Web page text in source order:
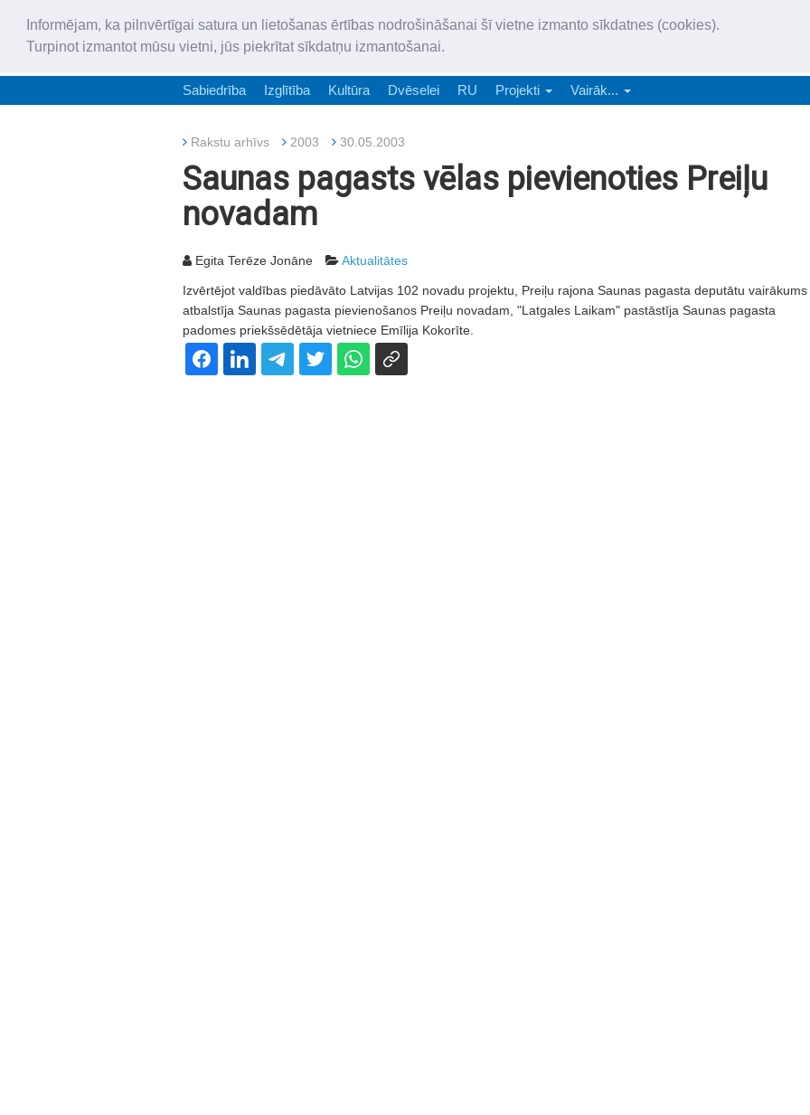
Informējam, ka pilnvērtīgai satura un lietošanas ērtības nodrošināšanai šī vietne izmanto sīkdatnes (cookies).
Turpinot izmantot mūsu vietni, jūs piekrītat sīkdatņu izmantošanai.
„Latgales Laiks” latviešu valodā aptver Daugavpils valstspilsētu,
Sabiedrība Izglītība Kultūra Dvēselei RU Projekti Vairāk...
Rakstu arhīvs 2003 30.05.2003
Saunas pagasts vēlas pievienoties Preiļu
novadam
Egita Terēze Jonāne Aktualitātes
Izvērtējot valdības piedāvāto Latvijas 102 novadu projektu, Preiļu rajona Saunas pagasta deputātu vairākums
atbalstīja Saunas pagasta pievienošanos Preiļu novadam, "Latgales Laikam" pastāstīja Saunas pagasta
padomes priekšsēdētāja vietniece Emīlija Kokorīte.